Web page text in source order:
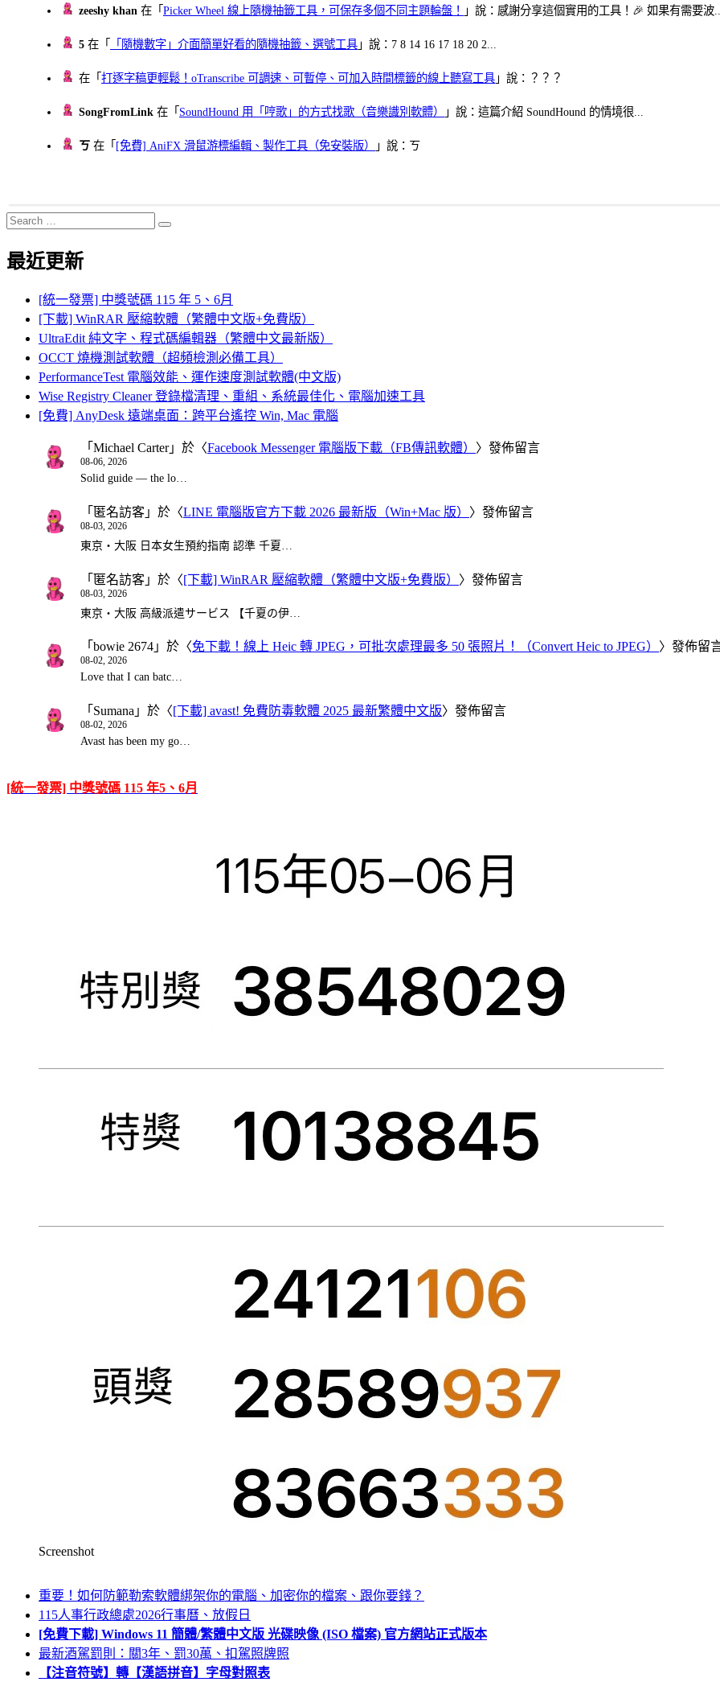
zeeshy khan 在「Picker Wheel 線上隨機抽籤工具，可保存多個不同主題輪盤！ 」說：感謝分享這個實用的工具！🎉 如果有需要波
5 在「 「隨機數字」介面簡單好看的隨機抽籤、選號工具 」說：7 8 14 16 17 18 20 2...
在「打逐字稿更輕鬆！oTranscribe 可調速、可暫停、可加入時間標籤的線上聽寫工具 」說：？？？
SongFromLink 在「 SoundHound 用「哼歌」的方式找歌（音樂識別軟體） 」說：這篇介紹 SoundHound 的情境很...
ㄎ 在「 [免費] AniFX 滑鼠游標編輯、製作工具（免安裝版） 」說：ㄎ
Search
for:
Search
最近更新
[統一發票] 中獎號碼 115 年 5、6月
[下載] WinRAR 壓縮軟體（繁體中文版+免費版）
UltraEdit 純文字、程式碼編輯器（繁體中文最新版）
OCCT 燒機測試軟體（超頻檢測必備工具）
PerformanceTest 電腦效能、運作速度測試軟體(中文版)
Wise Registry Cleaner 登錄檔清理、重組、系統最佳化、電腦加速工具
[免費] AnyDesk 遠端桌面：跨平台遙控 Win, Mac 電腦
「 Michael Carter」於〈Facebook Messenger 電腦版下載（FB傳訊軟體） 〉發佈留言
08-06, 2026
Solid guide — the lo…
「 匿名訪客 」於〈LINE 電腦版官方下載 2026 最新版（Win+Mac 版） 〉發佈留言
08-03, 2026
東京・大阪 日本女生預約指南 認準 千夏…
「 匿名訪客 」於〈[下載] WinRAR 壓縮軟體（繁體中文版+免費版） 〉發佈留言
08-03, 2026
東京・大阪 高級派遣サービス 【千夏の伊…
「 bowie 2674 」於〈免下載！線上 Heic 轉 JPEG，可批次處理最多 50 張照片！（Convert Heic to JPEG） 〉發佈留
08-02, 2026
Love that I can batc…
「 Sumana 」於〈[下載] avast! 免費防毒軟體 2025 最新繁體中文版〉發佈留言
08-02, 2026
Avast has been my go…
[統一發票] 中獎號碼 115 年5、6月
Screenshot
重要！如何防範勒索軟體綁架你的電腦、加密你的檔案、跟你要錢？
115人事行政總處2026行事曆、放假日
[免費下載] Windows 11 簡體/繁體中文版 光碟映像 (ISO 檔案) 官方網站正式版本
最新酒駕罰則：關3年、罰30萬、扣駕照牌照
【注音符號】轉【漢語拼音】字母對照表